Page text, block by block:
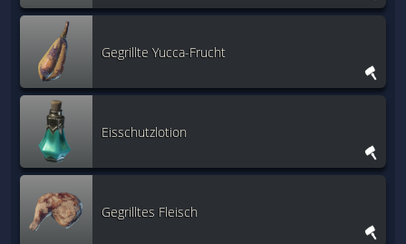
Gegrillte Yucca-Frucht
Eisschutzlotion
Gegrilltes Fleisch